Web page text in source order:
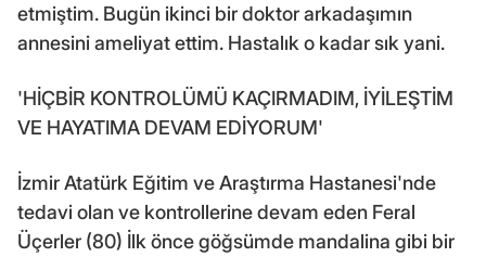
etmiştim. Bugün ikinci bir doktor arkadaşımın
annesini ameliyat ettim. Hastalık o kadar sık yani.
'HİÇBİR KONTROLÜMÜ KAÇIRMADIM, İYİLEŞTİM
VE HAYATIMA DEVAM EDİYORUM'
İzmir Atatürk Eğitim ve Araştırma Hastanesi'nde
tedavi olan ve kontrollerine devam eden Feral
Üçerler (80) İlk önce göğsümde mandalina gibi bir